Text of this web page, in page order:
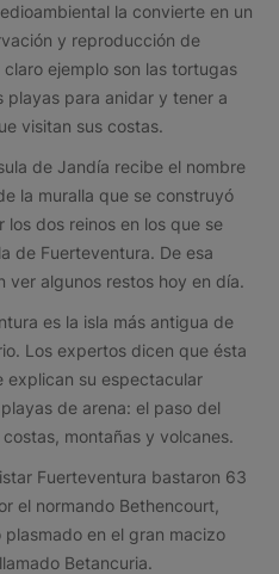
la convierte en un
y reproducción de
ejemplo son las tortugas
playas para anidar y tener a
visitan sus costas.
de Jandía recibe el nombre
la muralla que se construyó
los dos reinos en los que se
de Fuerteventura. De esa
ver algunos restos hoy en día.
es la isla más antigua de
Los expertos dicen que ésta
explican su espectacular
de arena: el paso del
montañas y volcanes.
Fuerteventura bastaron 63
el normando Bethencourt,
en el gran macizo
Betancuria.